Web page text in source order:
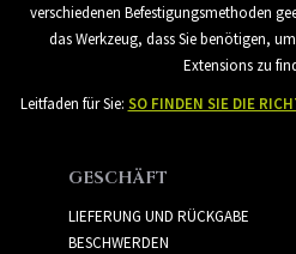
verschiedenen Befestigungsmethoden
das Werkzeug, dass Sie benötigen,
Extensions zu
Leitfaden für Sie: SO FINDEN SIE DIE
GESCHÄFT
LIEFERUNG UND RÜCKGABE
BESCHWERDEN